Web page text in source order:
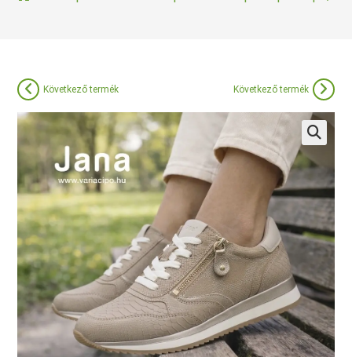
Következő termék Következő termék